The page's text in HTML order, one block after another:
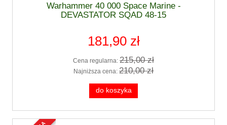
Warhammer 40 000 Space Marine -
DEVASTATOR SQAD 48-15
181,90 zł
Cena regularna: 215,00 zł
Najniższa cena: 210,00 zł
do koszyka